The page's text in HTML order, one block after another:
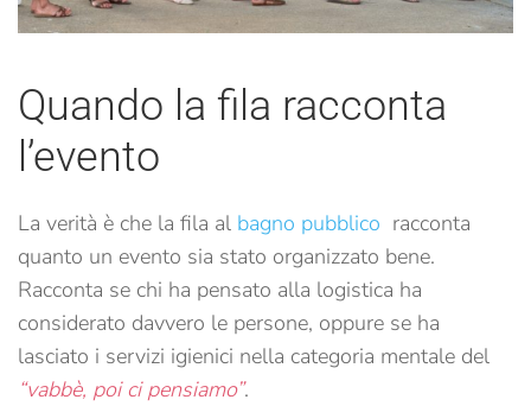
Quando la fila racconta
l’evento
La verità è che la fila al bagno pubblico racconta
quanto un evento sia stato organizzato bene.
Racconta se chi ha pensato alla logistica ha
considerato davvero le persone, oppure se ha
lasciato i servizi igienici nella categoria mentale del
“vabbè, poi ci pensiamo”.